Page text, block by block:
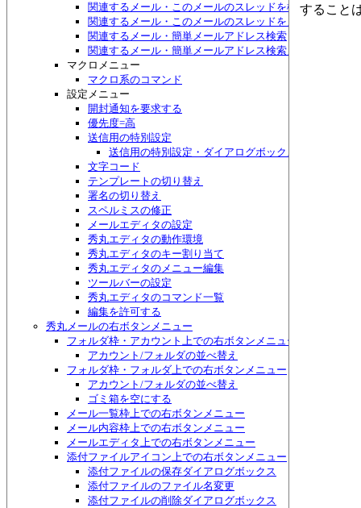
関連するメール・このメールのスレッドを検索
関連するメール・このメールのスレッドをメニュー表示
関連するメール・簡単メールアドレス検索
関連するメール・簡単メールアドレス検索メニュー表示
マクロメニュー
マクロ系のコマンド
設定メニュー
開封通知を要求する
優先度=高
送信用の特別設定
送信用の特別設定・ダイアログボックス
文字コード
テンプレートの切り替え
署名の切り替え
スペルミスの修正
メールエディタの設定
秀丸エディタの動作環境
秀丸エディタのキー割り当て
秀丸エディタのメニュー編集
ツールバーの設定
秀丸エディタのコマンド一覧
編集を許可する
秀丸メールの右ボタンメニュー
フォルダ枠・アカウント上での右ボタンメニュー
アカウント/フォルダの並べ替え
フォルダ枠・フォルダ上での右ボタンメニュー
アカウント/フォルダの並べ替え
ゴミ箱を空にする
メール一覧枠上での右ボタンメニュー
メール内容枠上での右ボタンメニュー
メールエディタ上での右ボタンメニュー
添付ファイルアイコン上での右ボタンメニュー
添付ファイルの保存ダイアログボックス
添付ファイルのファイル名変更
添付ファイルの削除ダイアログボックス
すること